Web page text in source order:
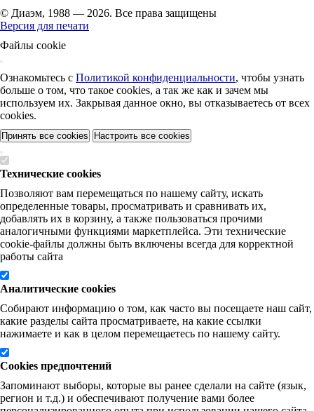
© Диаэм, 1988 — 2026. Все права защищены
Версия для печати
Файлы cookie
Ознакомьтесь с Политикой конфиденциальности, чтобы узнать
больше о том, что такое cookies, а так же как и зачем мы
используем их. Закрывая данное окно, вы отказываетесь от всех
cookies.
Принять все cookies Настроить все cookies
Технические cookies
Позволяют вам перемещаться по нашему сайту, искать
определенные товары, просматривать и сравнивать их,
добавлять их в корзину, а также пользоваться прочими
аналогичными функциями маркетплейса. Эти технические
cookie-файлы должны быть включены всегда для корректной
работы сайта
Аналитические cookies
Собирают информацию о том, как часто вы посещаете наш сайт,
какие разделы сайта просматриваете, на какие ссылки
нажимаете и как в целом перемещаетесь по нашему сайту.
Cookies предпочтений
Запоминают выборы, которые вы ранее сделали на сайте (язык,
регион и т.д.) и обеспечивают получение вами более